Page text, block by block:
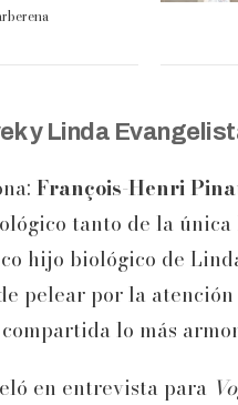
y Linda
François-Henri
tanto de la única
hijo biológico de
pelear por la
lo más
en entrevista para